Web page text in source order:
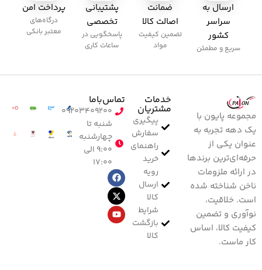
ارسال به
سراسر
کشور
سریع و مطمئن
ضمانت
اصالت کالا
تضمین کیفیت
مواد
پشتیبانی
تخصصی
پاسخگویی در
ساعات کاری
پرداخت امن
درگاه‌های
معتبر بانکی
مجموعه پایون با
یک دهه تجربه به
عنوان یکی از
حرفه‌ای‌ترین برندها
در ارائه ملزومات
ناخن شناخته شده
است. خلاقیت،
نوآوری و تضمین
کیفیت کالا، اساس
کار ماست.
خدمات
مشتریان
پیگیری
سفارش
راهنمای
خرید
رویه
ارسال
کالا
شرایط
بازگشت
کالا
تماس‌با‌ما
۰۹۲۰۳۴۰۹۲۰۰
شنبه تا
چهارشنبه
۹:۰۰ الی
۱۷:۰۰